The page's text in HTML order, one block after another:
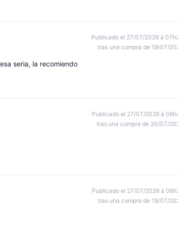
Publicado el 27/07/2026 à
tras una compra de 19/07/
seria, la recomiendo
Publicado el 27/07/2026 à
tras una compra de 20/07/
Publicado el 27/07/2026 à
tras una compra de 18/07/